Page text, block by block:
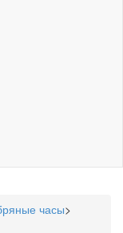
часы>